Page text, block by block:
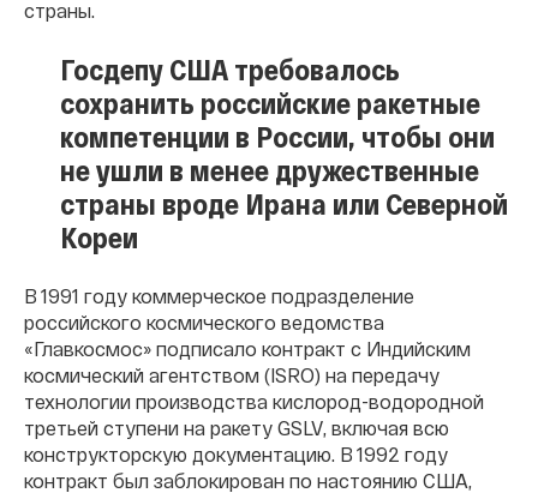
страны.
Госдепу США требовалось
сохранить российские ракетные
компетенции в России, чтобы они
не ушли в менее дружественные
страны вроде Ирана или Северной
Кореи
В 1991 году коммерческое подразделение
российского космического ведомства
«Главкосмос» подписало контракт с Индийским
космический агентством (ISRO) на передачу
технологии производства кислород-водородной
третьей ступени на ракету GSLV, включая всю
конструкторскую документацию. В 1992 году
контракт был заблокирован по настоянию США,